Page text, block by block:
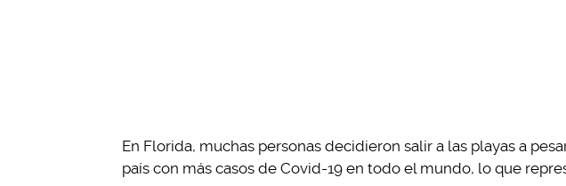
En Florida, muchas personas decidieron salir a las playas a
país con más casos de Covid-19 en todo el mundo, lo que